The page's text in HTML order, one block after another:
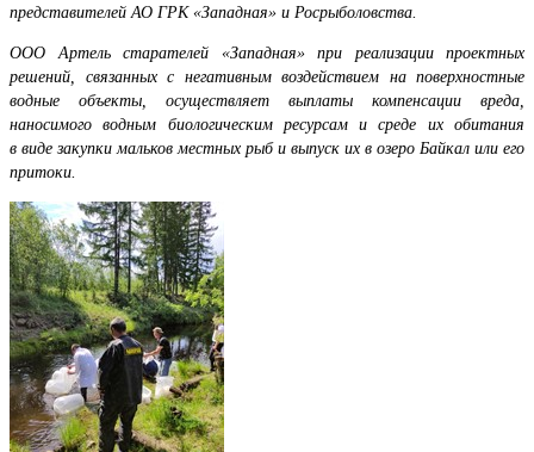
представителей АО ГРК «Западная» и Росрыболовства.
ООО Артель старателей «Западная» при реализации проектных
решений, связанных с негативным воздействием на поверхностные
водные объекты, осуществляет выплаты компенсации вреда,
наносимого водным биологическим ресурсам и среде их обитания
в виде закупки мальков местных рыб и выпуск их в озеро Байкал или его
притоки.